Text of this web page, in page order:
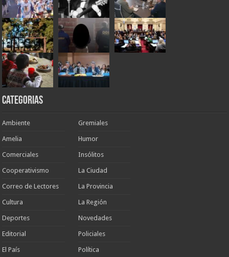
Categorias
Ambiente
Amelia
Comerciales
Cooperativismo
Correo de Lectores
Cultura
Deportes
Editorial
El País
Gremiales
Humor
Insólitos
La Ciudad
La Provincia
La Región
Novedades
Policiales
Política